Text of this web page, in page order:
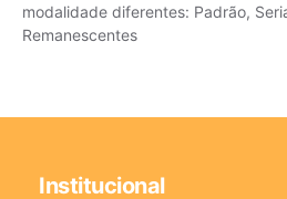
modalidade diferentes: Padrão,
Remanescentes
Institucional